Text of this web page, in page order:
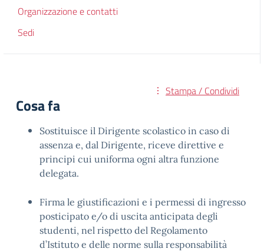
Organizzazione e contatti
Sedi
Stampa / Condividi
Cosa fa
Sostituisce il Dirigente scolastico in caso di
assenza e, dal Dirigente, riceve direttive e
principi cui uniforma ogni altra funzione
delegata.
Firma le giustificazioni e i permessi di ingresso
posticipato e/o di uscita anticipata degli
studenti, nel rispetto del Regolamento
d’Istituto e delle norme sulla responsabilità